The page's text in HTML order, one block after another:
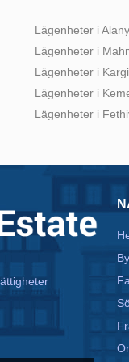
Lägenheter i
Lägenheter i
Lägenheter i
Lägenheter i
Lägenheter i